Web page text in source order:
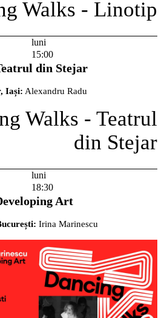
luni
15:00
din Stejar
Iași: Alexandru Radu
luni
18:30
Art
Irina Marinescu